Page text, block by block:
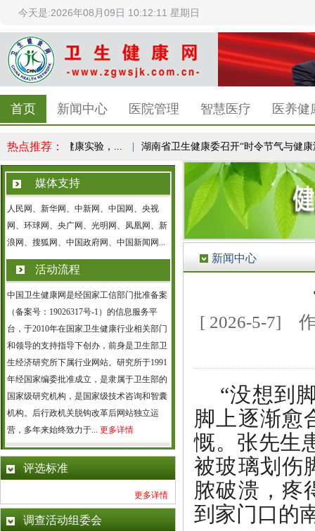
今天是:2026年08月09日 10:12:11 星期日
首页 新闻中心 医院管理 智慧医疗 医养健
热点推荐：
心：1亿人健康实验，... | 湖南省卫生健康委召开“时令节气与健康湖
媒体支持
人民网、新华网、中新网、中国网、央视
网、环球网、央广网、光明网、凤凰网、新
浪网、搜狐网、中国政府网、中国新闻网...
活动流程
中国卫生健康网是经国家工信部门批准备案
（备案号：19026317号-1）的信息服务平
台，于2010年在国家卫生健康行业相关部门
和领导的支持指导下创办，前身是卫生部卫
生经济研究所下属行业网站。研究所于1991
年经国家编委批准成立，是隶属于卫生部的
国家级研究机构，是国家级技术咨询和智囊
机构。后行政机关脱钩改革后网站独立运
营，多年来始终致力于... 更多详情
评选标准
更多详情
调查活动组委会
新闻中心
[ 2026-5-7]
“没想到
脚上逐渐愈
慨。张先生
被玻璃划伤
脓破溃，疼
到家门口的